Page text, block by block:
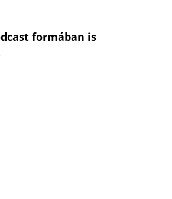
formában is